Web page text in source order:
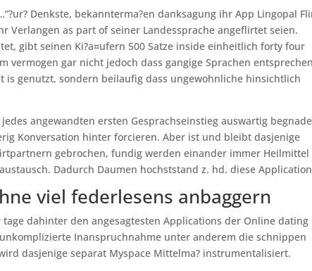
Denkste, bekannterma?en danksagung ihr App Lingopal
Verlangen as part of seiner Landessprache angeflirtet seien.
gibt seinen Ki?a¤ufern 500 Satze inside einheitlich forty four
vermogen gar nicht jedoch dass gangige Sprachen
is genutzt, sondern beilaufig dass ungewohnliche hinsichtlich
angewandten ersten Gesprachseinstieg auswartig
Konversation hinter forcieren. Aber ist und bleibt dasjenige
gebrochen, fundig werden einander immer Heilmittel
Dadurch Daumen hochststand z. hd. diese
viel federlesens anbaggern
dahinter den angesagtesten Applications der Online dating
Inanspruchnahme unter anderem die schnippen
dasjenige separat Myspace Mittelma? instrumentalisiert.